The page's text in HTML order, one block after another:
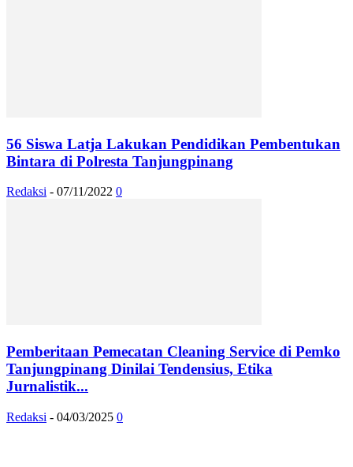
56 Siswa Latja Lakukan Pendidikan Pembentukan
Bintara di Polresta Tanjungpinang
Redaksi - 07/11/2022 0
Pemberitaan Pemecatan Cleaning Service di Pemko
Tanjungpinang Dinilai Tendensius, Etika
Jurnalistik...
Redaksi - 04/03/2025 0